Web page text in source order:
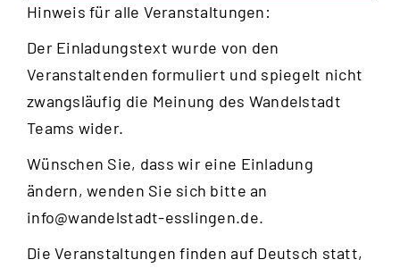
Hinweis für alle Veranstaltungen:
Der Einladungstext wurde von den
Veranstaltenden formuliert und spiegelt nicht
zwangsläufig die Meinung des Wandelstadt
Teams wider.
Wünschen Sie, dass wir eine Einladung
ändern, wenden Sie sich bitte an
info@wandelstadt-esslingen.de.
Die Veranstaltungen finden auf Deutsch statt,